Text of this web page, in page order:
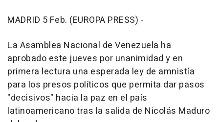
MADRID 5 Feb. (EUROPA PRESS) -
La Asamblea Nacional de Venezuela ha
aprobado este jueves por unanimidad y en
primera lectura una esperada ley de amnistía
para los presos políticos que permita dar pasos
"decisivos" hacia la paz en el país
latinoamericano tras la salida de Nicolás Maduro